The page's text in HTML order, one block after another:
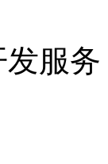
服务